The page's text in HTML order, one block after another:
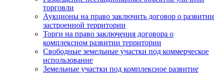
торговли
Аукционы на право заключить договор о развитии
застроенной территории
Торги на право заключения договора о
комплексном развитии территории
Свободные земельные участки под коммерческое
использование
Земельные участки под комплексное развитие